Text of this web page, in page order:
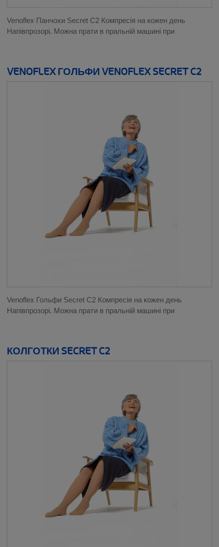
Venoflex Панчохи Secret C2 Компресія на кожен день
Напівпрозорі. Можна прати в пральній машині при
VENOFLEX ГОЛЬФИ VENOFLEX SECRET C2
Venoflex Гольфи Secret C2 Компресія на кожен день
Напівпрозорі. Можна прати в пральній машині при
КОЛГОТКИ SECRET C2